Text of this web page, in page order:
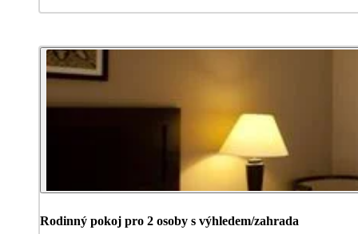
Rodinný pokoj pro 2 osoby s výhledem/zahrada